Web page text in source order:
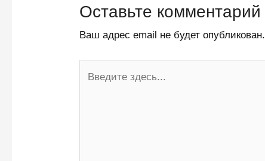
Оставьте комментарий
Ваш адрес email не будет опубликован.